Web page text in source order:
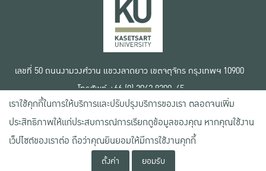
เลขที่ 50 ถนนงามวงศ์วาน แขวงลาดยาว เขตจตุจักร กรุงเทพฯ 10900
โทรศัพท์ +66 (0) 2942 8200-45
สงวนลิขสิทธิ์ © 2020 มหาวิทยาลัยเกษตรศาสตร์
เงื่อนไขการใช้งานเว็บไซต์
ข้อตกลงด้านสิทธิ์ใช้งาน
นโยบายความเป็นส่วนตัว
เราใช้คุกกี้ในการให้บริการและปรับปรุงบริการของเรา ตลอดจนเพิ่ม
ประสิทธิภาพให้แก่ประสบการณ์การเรียกดูข้อมูลของคุณ หากคุณใช้งาน
เว็ปไซต์ของเราต่อ ถือว่าคุณยินยอมให้มีการใช้งานคุกกี้
ตั้งค่า ยอมรับ